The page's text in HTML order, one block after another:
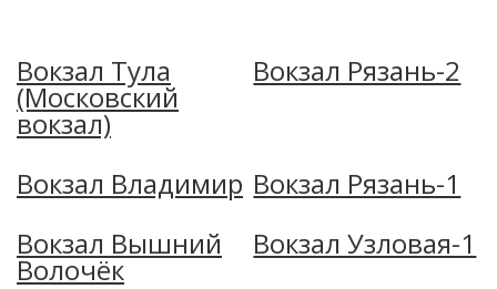
Вокзал Тула
(Московский
вокзал)
Вокзал Рязань-2
Вокзал Владимир Вокзал Рязань-1
Вокзал Вышний
Волочёк
Вокзал Узловая-1